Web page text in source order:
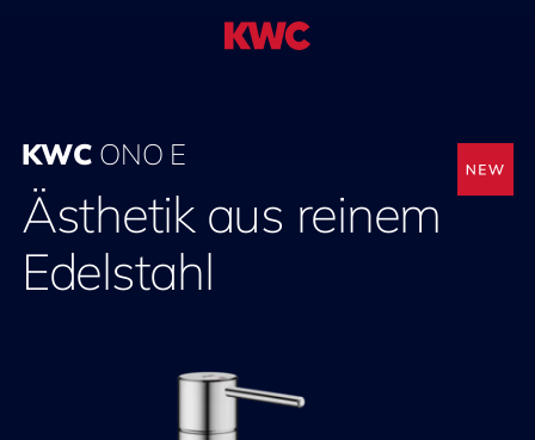
KWC ONO E
Ästhetik aus reinem
Edelstahl